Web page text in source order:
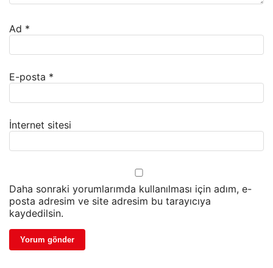
Ad *
E-posta *
İnternet sitesi
Daha sonraki yorumlarımda kullanılması için adım, e-
posta adresim ve site adresim bu tarayıcıya
kaydedilsin.